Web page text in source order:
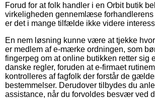
Forud for at folk handler i en Orbit butik
virkeligheden gennemlæse forhandlerens
er det i mange tilfælde ikke videre
En nem løsning kunne være at tjekke
er medlem af e-mærke ordningen, som
fingerpeg om at online butikken retter sig
danske regler, foruden at e-firmaet
kontrolleres af fagfolk der forstår de
bestemmelser. Derudover tilbydes du
assistance, når du forvoldes besvær ved